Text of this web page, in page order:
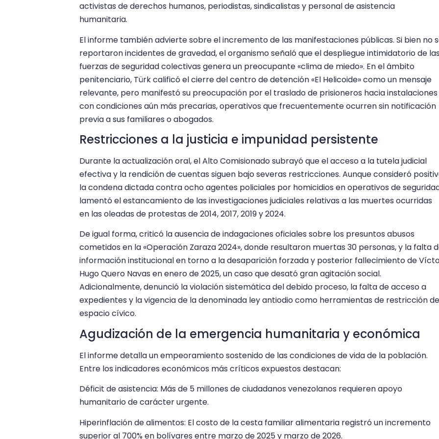
activistas de derechos humanos, periodistas, sindicalistas y personal de asistencia
humanitaria.
El informe también advierte sobre el incremento de las manifestaciones públicas. Si bien no
reportaron incidentes de gravedad, el organismo señaló que el despliegue intimidatorio de las
fuerzas de seguridad colectivas genera un preocupante «clima de miedo». En el ámbito
penitenciario, Türk calificó el cierre del centro de detención «El Helicoide» como un mensaje
relevante, pero manifestó su preocupación por el traslado de prisioneros hacia instalaciones
con condiciones aún más precarias, operativos que frecuentemente ocurren sin notificación
previa a sus familiares o abogados.
Restricciones a la justicia e impunidad persistente
Durante la actualización oral, el Alto Comisionado subrayó que el acceso a la tutela judicial
efectiva y la rendición de cuentas siguen bajo severas restricciones. Aunque consideró
la condena dictada contra ocho agentes policiales por homicidios en operativos de
lamentó el estancamiento de las investigaciones judiciales relativas a las muertes ocurridas
en las oleadas de protestas de 2014, 2017, 2019 y 2024.
De igual forma, criticó la ausencia de indagaciones oficiales sobre los presuntos abusos
cometidos en la «Operación Zaraza 2024», donde resultaron muertas 30 personas, y la falta
información institucional en torno a la desaparición forzada y posterior fallecimiento de
Hugo Quero Navas en enero de 2025, un caso que desató gran agitación social.
Adicionalmente, denunció la violación sistemática del debido proceso, la falta de acceso a
expedientes y la vigencia de la denominada ley antiodio como herramientas de restricción
espacio cívico.
Agudización de la emergencia humanitaria y económica
El informe detalla un empeoramiento sostenido de las condiciones de vida de la población.
Entre los indicadores económicos más críticos expuestos destacan:
Déficit de asistencia: Más de 5 millones de ciudadanos venezolanos requieren apoyo
humanitario de carácter urgente.
Hiperinflación de alimentos: El costo de la cesta familiar alimentaria registró un incremento
superior al 700% en bolívares entre marzo de 2025 y marzo de 2026.